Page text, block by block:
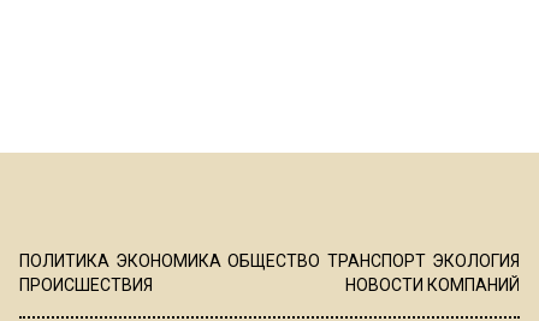
ПОЛИТИКА ЭКОНОМИКА ОБЩЕСТВО ТРАНСПОРТ ЭКОЛОГИЯ
ПРОИСШЕСТВИЯ
НОВОСТИ КОМПАНИЙ